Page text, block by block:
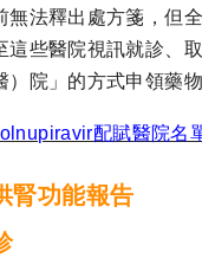
法釋出處方箋，但
這些醫院視訊就診、
院」的方式申領藥
配賦醫院名
腎功能報告